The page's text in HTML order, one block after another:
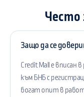
Често
Защо да се
Credit Mall е вписан
към БНБ с
богат опит в